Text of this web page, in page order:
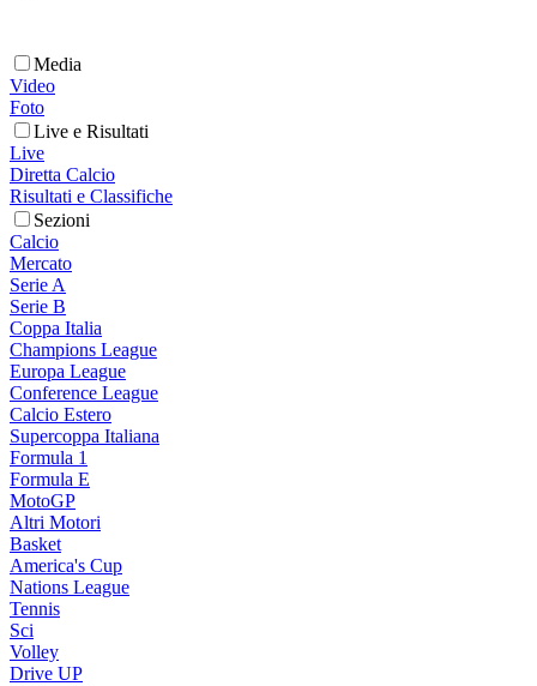
Media
Video
Foto
Live e Risultati
Live
Diretta Calcio
Risultati e Classifiche
Sezioni
Calcio
Mercato
Serie A
Serie B
Coppa Italia
Champions League
Europa League
Conference League
Calcio Estero
Supercoppa Italiana
Formula 1
Formula E
MotoGP
Altri Motori
Basket
America's Cup
Nations League
Tennis
Sci
Volley
Drive UP